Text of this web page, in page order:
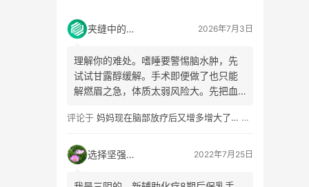
夹缝中的小草 2026年7月3日
理解你的难处。嗜睡要警惕脑水肿，先
试试甘露醇缓解。手术即便做了也只能
解燃眉之急，体质太弱风险大。先把血
低表达就可以用8201，三阴性也可以考
评论于 妈妈现在脑部放疗后又增多增大了… 还有脊髓腔内也疼的天天得打针…
选择坚强62 2022年7月25日